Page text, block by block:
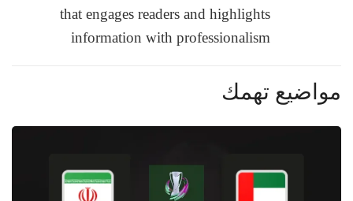
that engages readers and highlights
information with professionalism
مواضيع تهمك